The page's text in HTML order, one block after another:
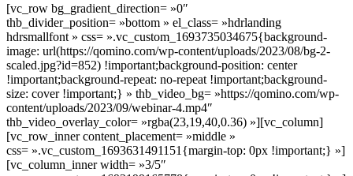
[vc_row bg_gradient_direction= »0″
thb_divider_position= »bottom » el_class= »hdrlanding
hdrsmallfont » css= ».vc_custom_1693735034675{background-
image: url(https://qomino.com/wp-content/uploads/2023/08/bg-2-
scaled.jpg?id=852) !important;background-position: center
!important;background-repeat: no-repeat !important;background-
size: cover !important;} » thb_video_bg= »https://qomino.com/wp-
content/uploads/2023/09/webinar-4.mp4″
thb_video_overlay_color= »rgba(23,19,40,0.36) »][vc_column]
[vc_row_inner content_placement= »middle »
css= ».vc_custom_1693631491151{margin-top: 0px !important;} »]
[vc_column_inner width= »3/5″